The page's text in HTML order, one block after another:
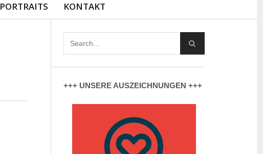
PORTRAITS KONTAKT
+++ UNSERE AUSZEICHNUNGEN +++